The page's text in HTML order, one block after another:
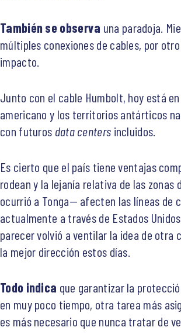
También se observa una paradoja.
múltiples conexiones de cables, por
impacto.
Junto con el cable Humbolt, hoy está
americano y los territorios antárticos
con futuros data centers incluidos.
Es cierto que el país tiene ventajas
rodean y la lejanía relativa de las
ocurrió a Tonga— afecten las líneas de
actualmente a través de Estados
parecer volvió a ventilar la idea de otra
la mejor dirección estos días.
Todo indica que garantizar la
en muy poco tiempo, otra tarea más
es más necesario que nunca tratar de